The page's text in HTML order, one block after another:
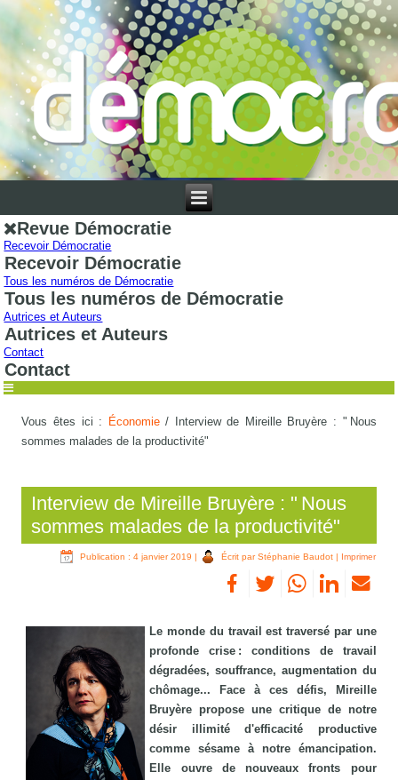
Revue Démocratie
Recevoir Démocratie
Recevoir Démocratie
Tous les numéros de Démocratie
Tous les numéros de Démocratie
Autrices et Auteurs
Autrices et Auteurs
Contact
Contact
Vous êtes ici : Économie/
Interview de Mireille Bruyère : " Nous
sommes malades de la productivité"
Interview de Mireille Bruyère : " Nous
sommes malades de la productivité"
Publication : 4 janvier 2019 | Écrit par Stéphanie Baudot| Imprimer
Le monde du travail est traversé par une
profonde crise : conditions de travail
dégradées, souffrance, augmentation du
chômage... Face à ces défis, Mireille
Bruyère propose une critique de notre
désir illimité d'efficacité productive
comme sésame à notre émancipation.
Elle ouvre de nouveaux fronts pour